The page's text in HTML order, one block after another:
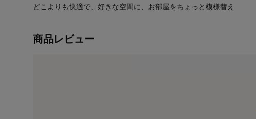
どこよりも快適で、好きな空間に、お部屋をちょっと模様替え
商品レビュー